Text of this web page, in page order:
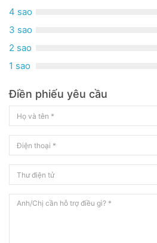
4 sao
3 sao
2 sao
1 sao
Điền phiếu yêu cầu